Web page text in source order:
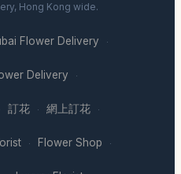
Hong Kong wide.
Flower Delivery ·
Delivery ·
訂花 · 網上訂花 ·
· Flower Shop ·